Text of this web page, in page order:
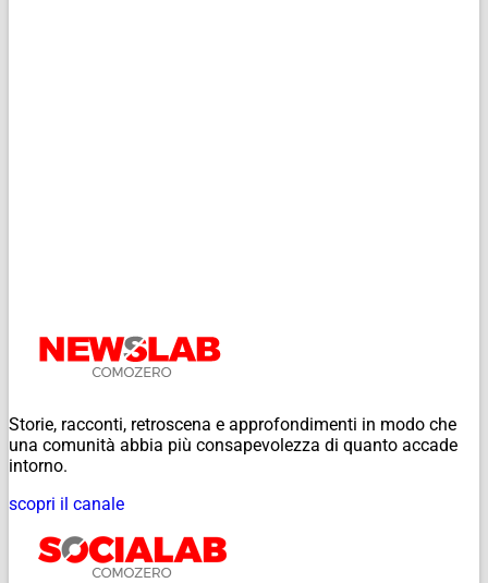
Storie, racconti, retroscena e approfondimenti in modo che
una comunità abbia più consapevolezza di quanto accade
intorno.
scopri il canale